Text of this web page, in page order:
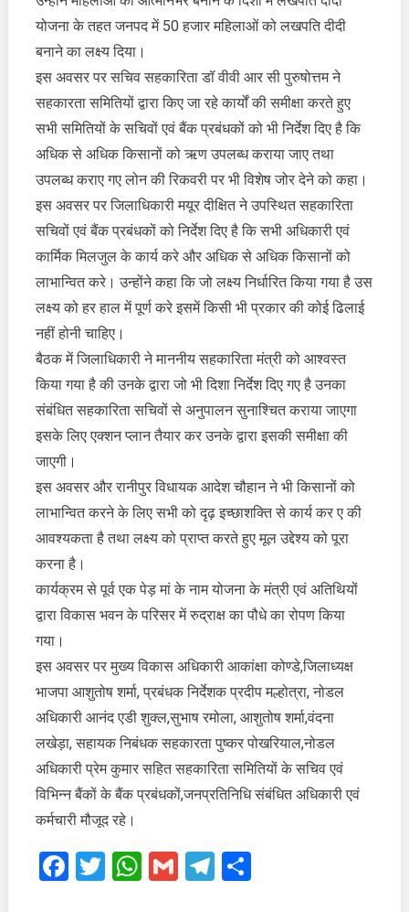
योजना के तहत जनपद में 50 हजार महिलाओं को लखपति दीदी
बनाने का लक्ष्य दिया।
इस अवसर पर सचिव सहकारिता डॉ वीवी आर सी पुरुषोत्तम ने
सहकारता समितियों द्वारा किए जा रहे कार्यों की समीक्षा करते हुए
सभी समितियों के सचिवों एवं बैंक प्रबंधकों को भी निर्देश दिए है कि
अधिक से अधिक किसानों को ऋण उपलब्ध कराया जाए तथा
उपलब्ध कराए गए लोन की रिकवरी पर भी विशेष जोर देने को कहा।
इस अवसर पर जिलाधिकारी मयूर दीक्षित ने उपस्थित सहकारिता
सचिवों एवं बैंक प्रबंधकों को निर्देश दिए है कि सभी अधिकारी एवं
कार्मिक मिलजुल के कार्य करे और अधिक से अधिक किसानों को
लाभान्वित करे। उन्होंने कहा कि जो लक्ष्य निर्धारित किया गया है उस
लक्ष्य को हर हाल में पूर्ण करे इसमें किसी भी प्रकार की कोई ढिलाई
नहीं होनी चाहिए।
बैठक में जिलाधिकारी ने माननीय सहकारिता मंत्री को आश्वस्त
किया गया है की उनके द्वारा जो भी दिशा निर्देश दिए गए है उनका
संबंधित सहकारिता सचिवों से अनुपालन सुनाश्चित कराया जाएगा
इसके लिए एक्शन प्लान तैयार कर उनके द्वारा इसकी समीक्षा की
जाएगी।
इस अवसर और रानीपुर विधायक आदेश चौहान ने भी किसानों को
लाभान्वित करने के लिए सभी को दृढ़ इच्छाशक्ति से कार्य कर ए की
आवश्यकता है तथा लक्ष्य को प्राप्त करते हुए मूल उद्देश्य को पूरा
करना है।
कार्यक्रम से पूर्व एक पेड़ मां के नाम योजना के मंत्री एवं अतिथियों
द्वारा विकास भवन के परिसर में रुद्राक्ष का पौधे का रोपण किया
गया।
इस अवसर पर मुख्य विकास अधिकारी आकांक्षा कोण्डे,जिलाध्यक्ष
भाजपा आशुतोष शर्मा, प्रबंधक निर्देशक प्रदीप मल्होत्रा, नोडल
अधिकारी आनंद एडी शुक्ल,सुभाष रमोला, आशुतोष शर्मा,वंदना
लखेड़ा, सहायक निबंधक सहकारता पुष्कर पोखरियाल,नोडल
अधिकारी प्रेम कुमार सहित सहकारिता समितियों के सचिव एवं
विभिन्न बैंकों के बैंक प्रबंधकों,जनप्रतिनिधि संबंधित अधिकारी एवं
कर्मचारी मौजूद रहे।
Facebook
Twitter
WhatsApp
GmailTelegram
Share